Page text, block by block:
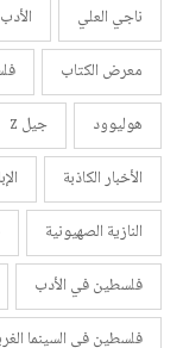
ناجي العلي
معرض الكتاب
هوليوود
جيل z
الأخبار الكاذبة
النازية الصهيونية
فلسطين في الأدب
فلسطين في السينما